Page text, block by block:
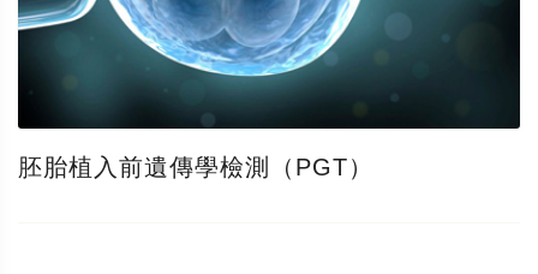
胚胎植入前遺傳學檢測（PGT）